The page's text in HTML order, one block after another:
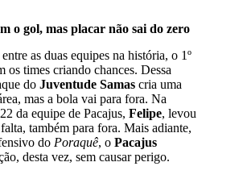
o gol, mas placar não sai do zero
as duas equipes na história, o 1º
os times criando chances. Dessa
do Juventude Samas cria uma
mas a bola vai para fora. Na
da equipe de Pacajus, Felipe, levou
também para fora. Mais adiante,
do Poraquê, o Pacajus
desta vez, sem causar perigo.